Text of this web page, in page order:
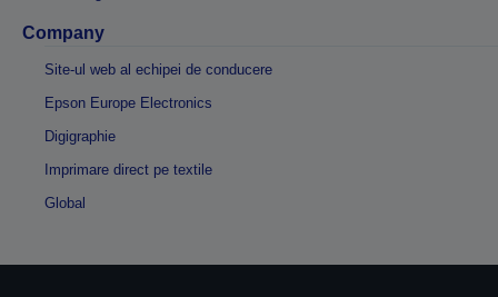
Company
Site-ul web al echipei de conducere
Epson Europe Electronics
Digigraphie
Imprimare direct pe textile
Global